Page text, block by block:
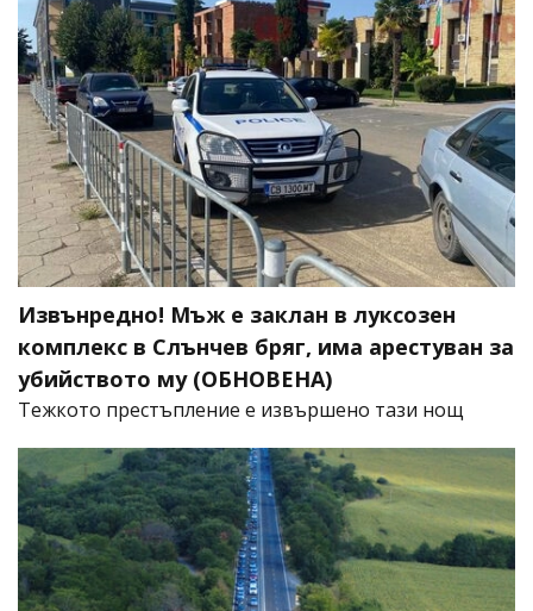
Извънредно! Мъж е заклан в луксозен
комплекс в Слънчев бряг, има арестуван за
убийството му (ОБНОВЕНА)
​Тежкото престъпление е извършено тази нощ